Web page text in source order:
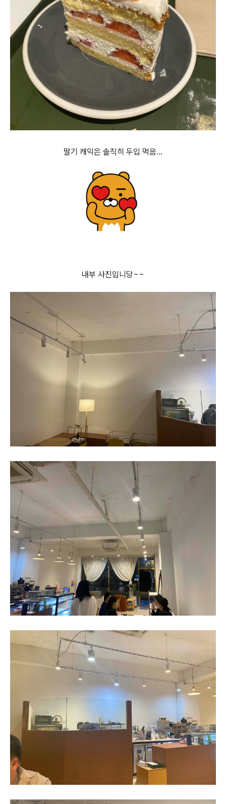
딸기 캐익은 솔직히 두입 먹음…
내부 사진입니당~~